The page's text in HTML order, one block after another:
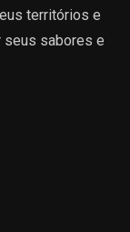
territórios e
seus sabores e